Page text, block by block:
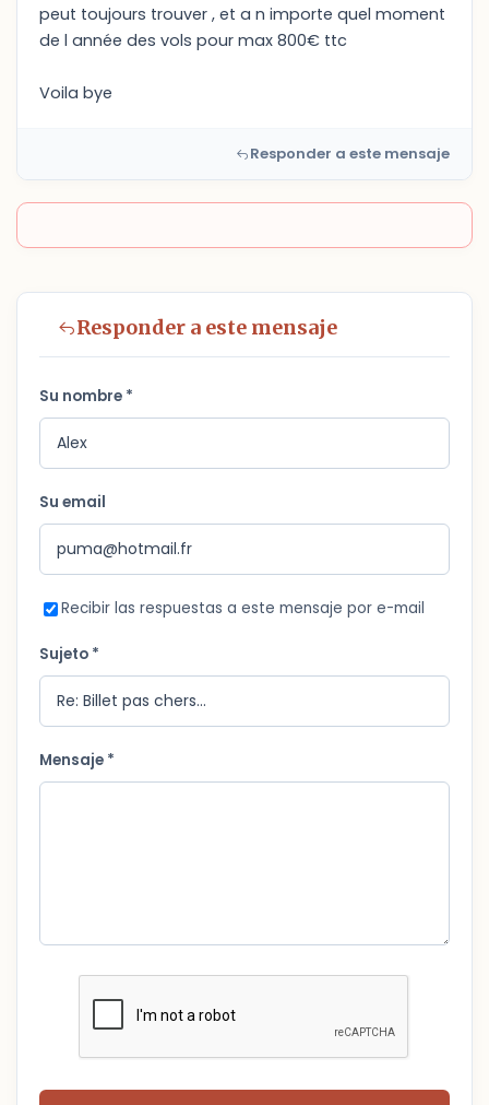
peut toujours trouver , et a n importe quel moment
de l année des vols pour max 800€ ttc
Voila bye
Responder a este mensaje
Responder a este mensaje
Su nombre *
Su email
Recibir las respuestas a este mensaje por e-mail
Sujeto *
Mensaje *